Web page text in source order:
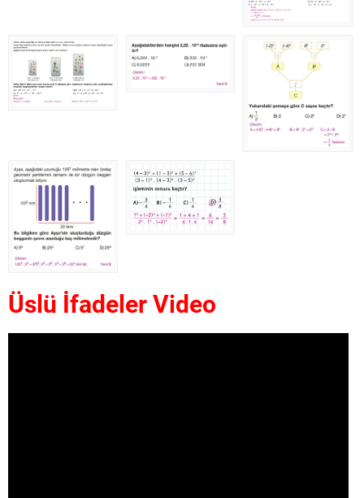
Üslü İfadeler Video